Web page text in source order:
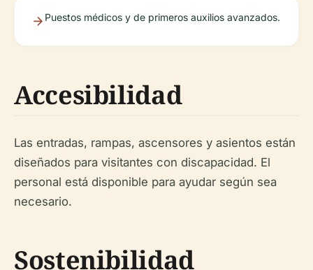
Puestos médicos y de primeros auxilios avanzados.
Accesibilidad
Las entradas, rampas, ascensores y asientos están
diseñados para visitantes con discapacidad. El
personal está disponible para ayudar según sea
necesario.
Sostenibilidad